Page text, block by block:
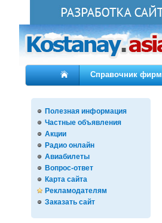
Справочник фирм
Полезная информация
Частные объявления
Акции
Радио онлайн
Авиабилеты
Вопрос-ответ
Карта сайта
Рекламодателям
Заказать сайт